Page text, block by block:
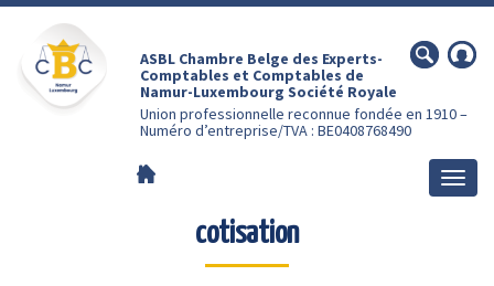
ASBL Chambre Belge des Experts-
Comptables et Comptables de
Namur-Luxembourg Société Royale
Union professionnelle reconnue fondée en 1910 –
Numéro d’entreprise/TVA : BE0408768490
cotisation